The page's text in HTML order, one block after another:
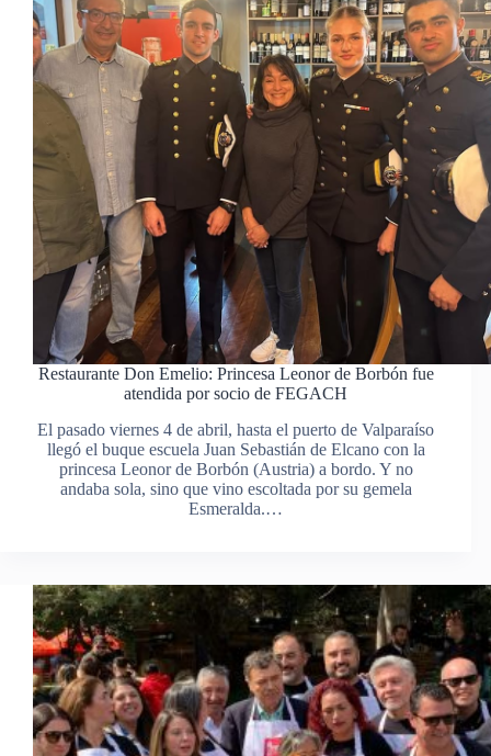
Restaurante Don Emelio: Princesa Leonor de Borbón fue
atendida por socio de FEGACH
El pasado viernes 4 de abril, hasta el puerto de Valparaíso
llegó el buque escuela Juan Sebastián de Elcano con la
princesa Leonor de Borbón (Austria) a bordo. Y no
andaba sola, sino que vino escoltada por su gemela
Esmeralda.…